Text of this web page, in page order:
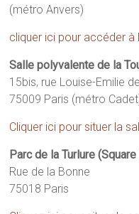
(métro Anvers)
cliquer ici pour accéder à
Salle polyvalente de la
15bis, rue Louise-Emilie
75009 Paris (métro
Cliquer ici pour situer la
Parc de la Turlure
Rue de la Bonne
75018 Paris